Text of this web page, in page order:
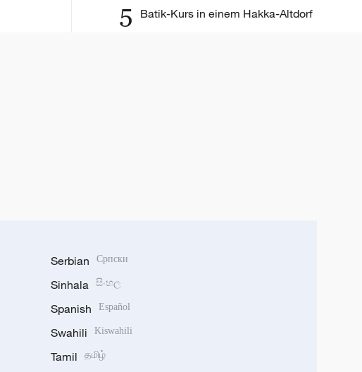
5 Batik-Kurs in einem Hakka-Altdorf
Serbian Српски
Sinhala සිංහල
Spanish Español
Swahili Kiswahili
Tamil தமிழ்